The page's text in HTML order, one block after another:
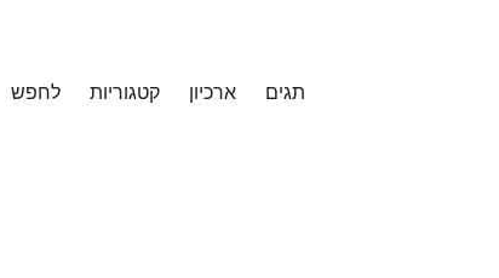
לחפש קטגוריות ארכיון תגים